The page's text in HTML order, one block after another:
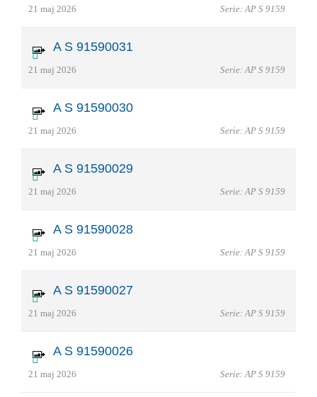
21 maj 2026 Serie: AP S 9159
A S 91590031
21 maj 2026 Serie: AP S 9159
A S 91590030
21 maj 2026 Serie: AP S 9159
A S 91590029
21 maj 2026 Serie: AP S 9159
A S 91590028
21 maj 2026 Serie: AP S 9159
A S 91590027
21 maj 2026 Serie: AP S 9159
A S 91590026
21 maj 2026 Serie: AP S 9159